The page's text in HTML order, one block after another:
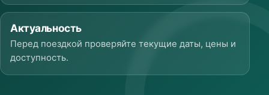
Актуальность
Перед поездкой проверяйте текущие даты, цены и
доступность.